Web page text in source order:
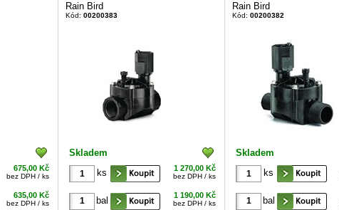
675,00 Kč
bez DPH / ks
635,00 Kč
bez DPH / ks
Rain Bird
Kód: 00200383
Skladem
ks
1 270,00 Kč
bez DPH / ks
bal 1 190,00 Kč
bez DPH / ks
Rain Bird
Kód: 00200382
Skladem
ks
bal